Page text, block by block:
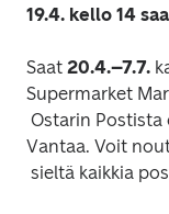
19.4. kello 14
Saat 20.4.–7.7.
Supermarket
Vantaa. Voit